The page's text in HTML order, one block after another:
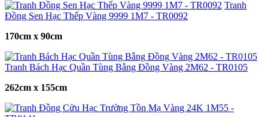
Tranh
Đồng Sen Hạc Thếp Vàng 9999 1M7 - TR0092
170cm x 90cm
Tranh Bách Hạc Quần Tùng Bằng Đồng Vàng 2M62 - TR0105
262cm x 155cm